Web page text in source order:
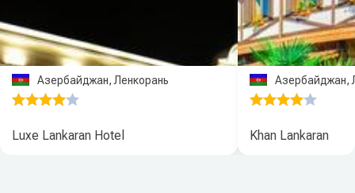
Азербайджан, Ленкорань
Luxe Lankaran Hotel
Азербайджан,
Khan Lankaran